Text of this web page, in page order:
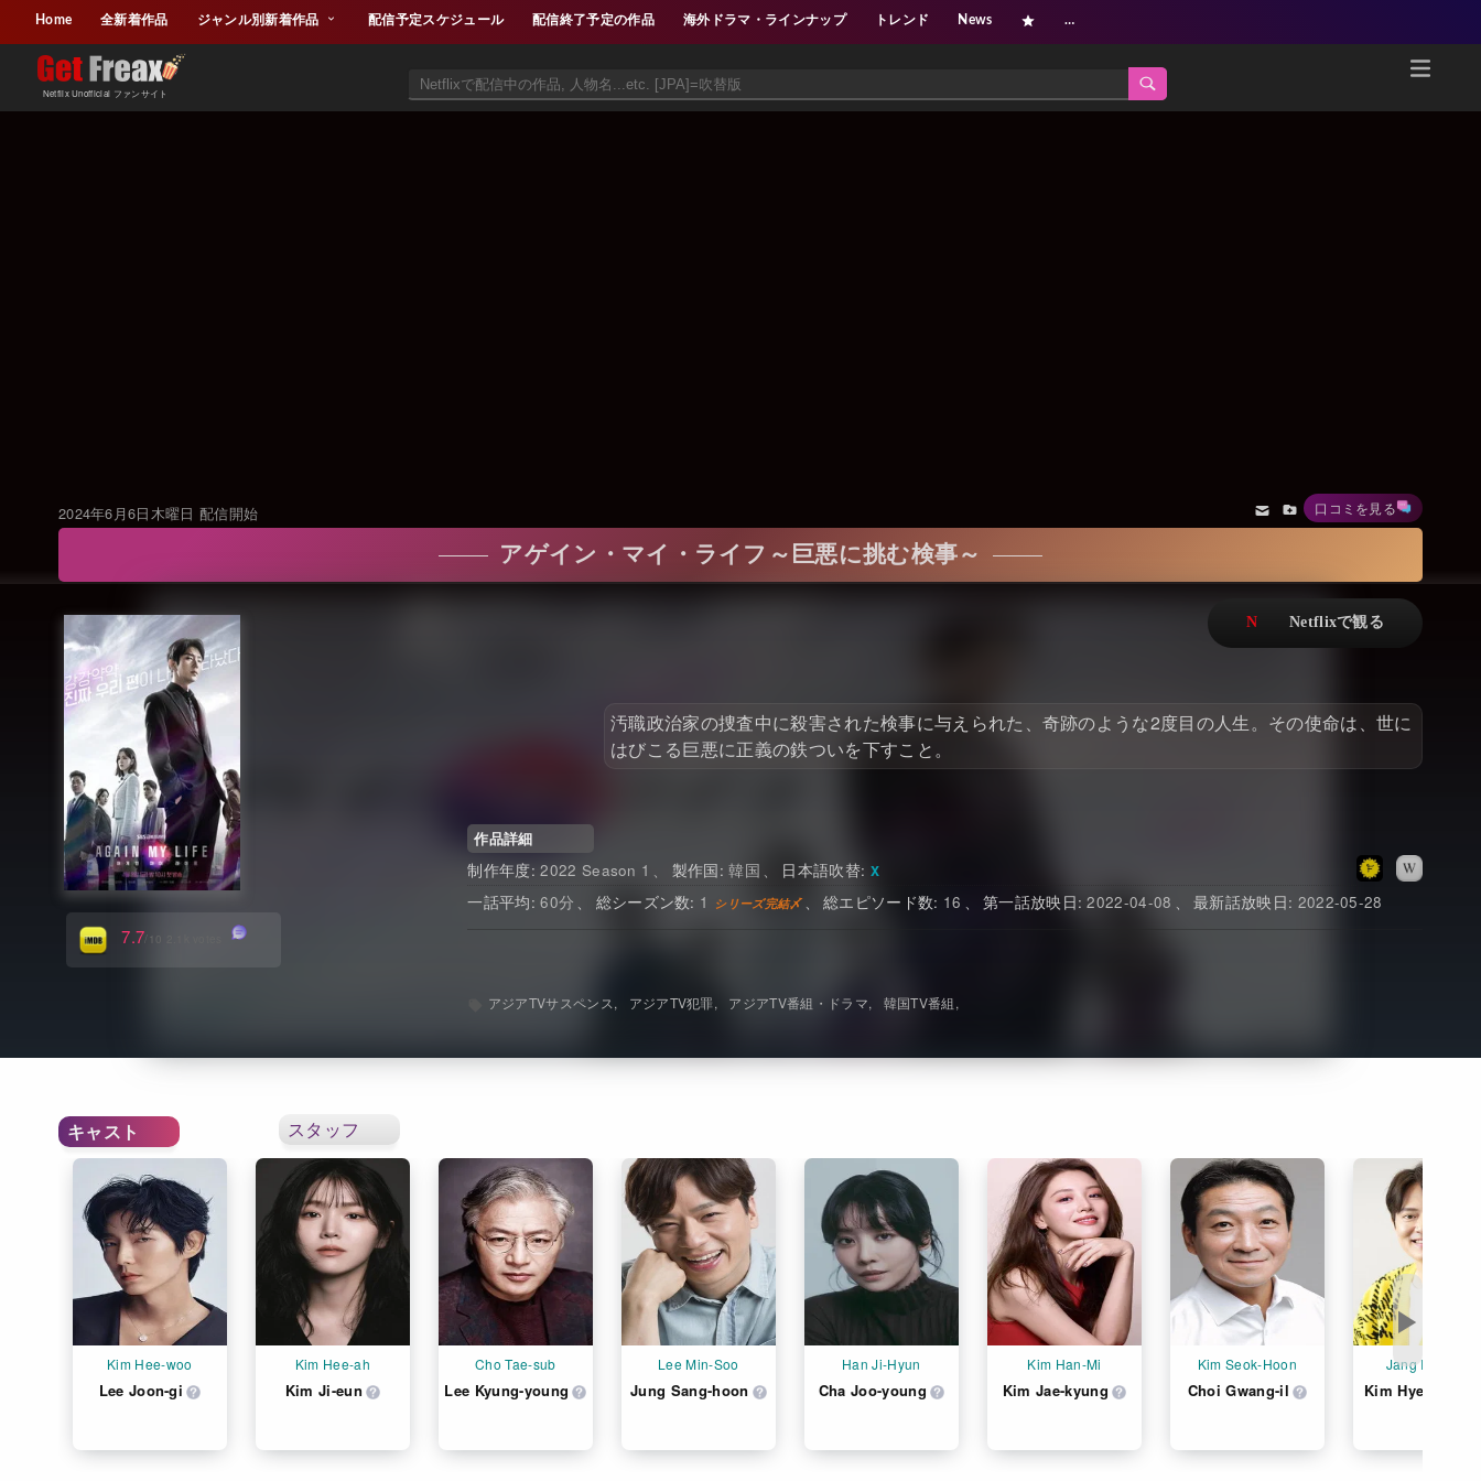
Home 全新着作品 ジャンル別新着作品 配信予定スケジュール 配信終了予定の作品 海外ドラマ・ラインナップ トレンド News …
Netflix Unofficial ファンサイト
Netflix新着作品
アジア映画
ドキュメンタリー
Netflixオリジナル作品
日本語吹替対応作品
その他の国のTV番組
Watchlistへ
Netflix Video
Netflix 吹替版作品
Netflix 高い評価の海外作品
みんなの作品レビュー
Netflixコース別料金プラン
閉じる
2024年6月6日木曜日 配信開始 口コミを見る
アゲイン・マイ・ライフ～巨悪に挑む検事～
汚職政治家の捜査中に殺害された検事に与えられた、奇跡のような2度目の人生。その使命は、世に
はびこる巨悪に正義の鉄ついを下すこと。
作品詳細
2022 Season 1
韓国
日本語吹替
60
1 16 2022-04-08 2022-05-28
7.7 /10 2.1k votes
▶
スタッフ
キャスト
Kim Hee-woo
Lee Joon-gi
Kim Hee-ah
Kim Ji-eun
Cho Tae-sub
Lee Kyung-young
Lee Min-Soo
Jung Sang-hoon
Han Ji-Hyun
Cha Joo-young
Kim Han-Mi
Kim Jae-kyung
Kim Seok-Hoon
Choi Gwang-il
Jang Il-Hyeon
Kim Hyeong-
アジアTVサスペンス アジアTV犯罪 アジアTV番組・ドラマ 韓国TV番組